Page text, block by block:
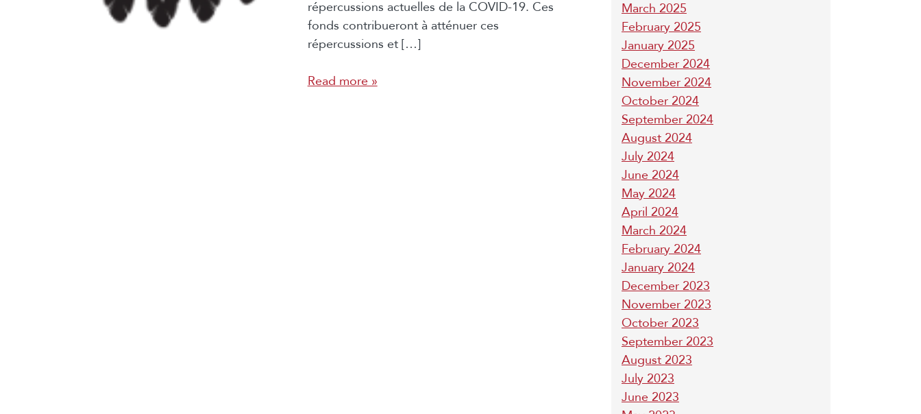
répercussions actuelles de la COVID-19. Ces
fonds contribueront à atténuer ces
répercussions et […]
Read more »
March 2025
February 2025
January 2025
December 2024
November 2024
October 2024
September 2024
August 2024
July 2024
June 2024
May 2024
April 2024
March 2024
February 2024
January 2024
December 2023
November 2023
October 2023
September 2023
August 2023
July 2023
June 2023